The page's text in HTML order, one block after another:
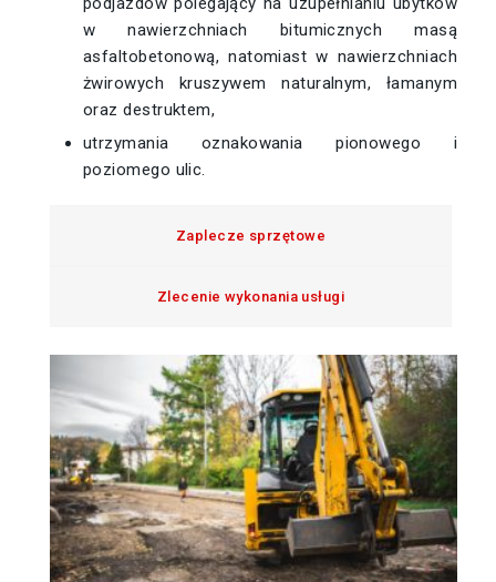
w nawierzchniach bitumicznych masą
asfaltobetonową, natomiast w nawierzchniach
żwirowych kruszywem naturalnym, łamanym
oraz destruktem,
utrzymania oznakowania pionowego i
poziomego ulic.
Zaplecze sprzętowe
Zlecenie wykonania usługi